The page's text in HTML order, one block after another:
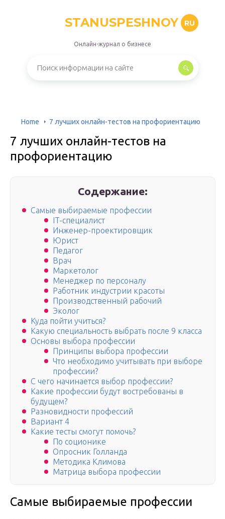
STANUSPESHNOY RU
Онлайн-журнал о бизнесе
Home 7 лучших онлайн-тестов на профориентацию
7 лучших онлайн-тестов на
профориентацию
Содержание:
Самые выбираемые профессии
IT-специалист
Инженер-проектировщик
Юрист
Педагог
Врач
Маркетолог
Менеджер по персоналу
Работник индустрии красоты
Производственный рабочий
Эколог
Куда пойти учиться?
Какую специальность выбрать после 9 класса
Основы выбора профессии
Принципы выбора профессии
Что необходимо учитывать при выборе
профессии?
С чего начинается выбор профессии?
Какие профессии будут востребованы в
будущем?
Разновидности профессий
Вариант 4
Какие тесты смогут помочь?
По соционике
Опросник Голланда
Методика Климова
Матрица выбора профессии
Самые выбираемые профессии